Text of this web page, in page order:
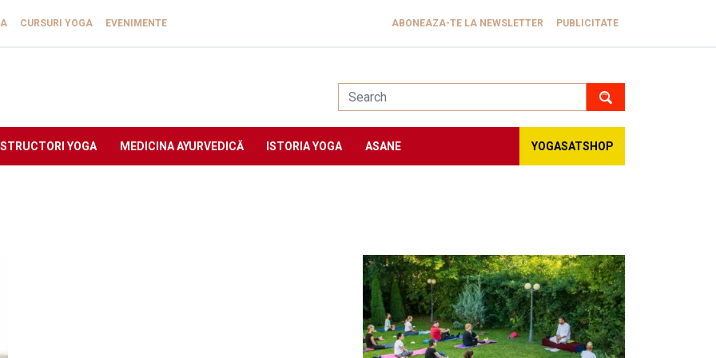
CURSURI YOGA EVENIMENTE ABONEAZA-TE LA NEWSLETTER PUBLICITATE
YOGA MEDICINA AYURVEDICĂ ISTORIA YOGA ASANE YOGASATSHOP
Image